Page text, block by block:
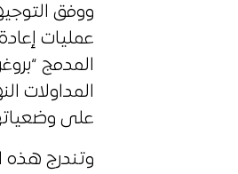
ووفق
عمليات
المداولات
على
وتندرج هذه